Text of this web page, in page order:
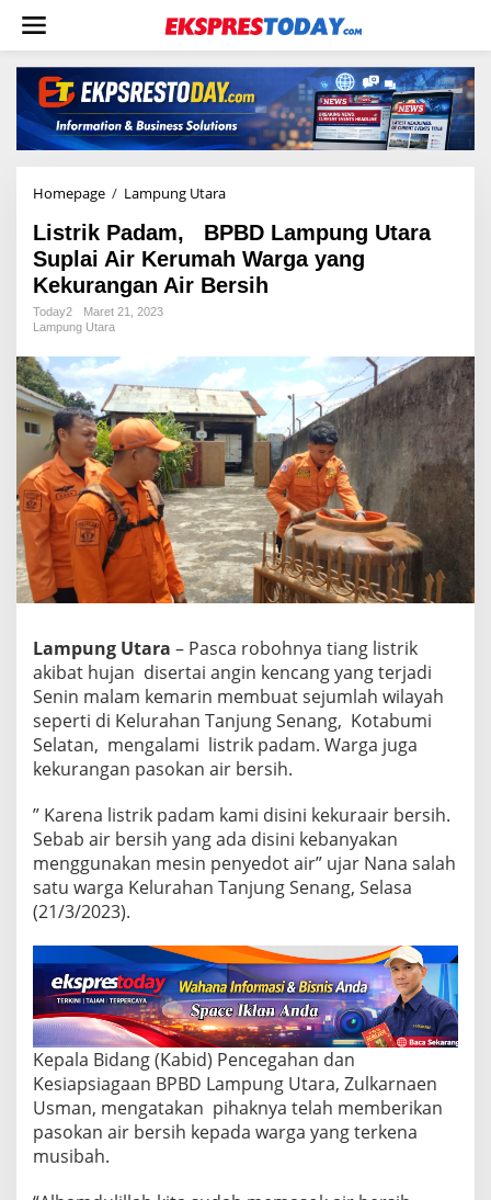
w
Homepage / Lampung Utara
s
t
r
i
d
a
m
,
B
P
B
D
L
a
m
u
n
g
U
t
a
r
u
p
l
a
i
r
K
e
r
u
m
a
h
W
a
Listrik Padam, BPBD Lampung Utara
Suplai Air Kerumah Warga yang
Kekurangan Air Bersih
Today2
Maret 21, 2023
Lampung Utara
Lampung Utara – Pasca robohnya tiang listrik
akibat hujan disertai angin kencang yang terjadi
Senin malam kemarin membuat sejumlah wilayah
seperti di Kelurahan Tanjung Senang, Kotabumi
Selatan, mengalami listrik padam. Warga juga
kekurangan pasokan air bersih.
” Karena listrik padam kami disini kekuraair bersih.
Sebab air bersih yang ada disini kebanyakan
menggunakan mesin penyedot air” ujar Nana salah
satu warga Kelurahan Tanjung Senang, Selasa
(21/3/2023).
Kepala Bidang (Kabid) Pencegahan dan
Kesiapsiagaan BPBD Lampung Utara, Zulkarnaen
Usman, mengatakan pihaknya telah memberikan
pasokan air bersih kepada warga yang terkena
musibah.